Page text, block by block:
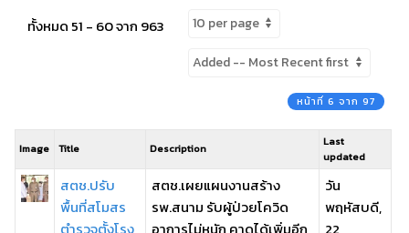
ทั้งหมด 51 - 60 จาก 963
หน้าที่ 6 จาก 97
Image Title Description
Last
updated
สตช.ปรับ
พื้นที่สโมสร
สตช.เผยแผนงานสร้าง
รพ.สนาม รับผู้ป่วยโควิด
วัน
พฤหัสบดี,